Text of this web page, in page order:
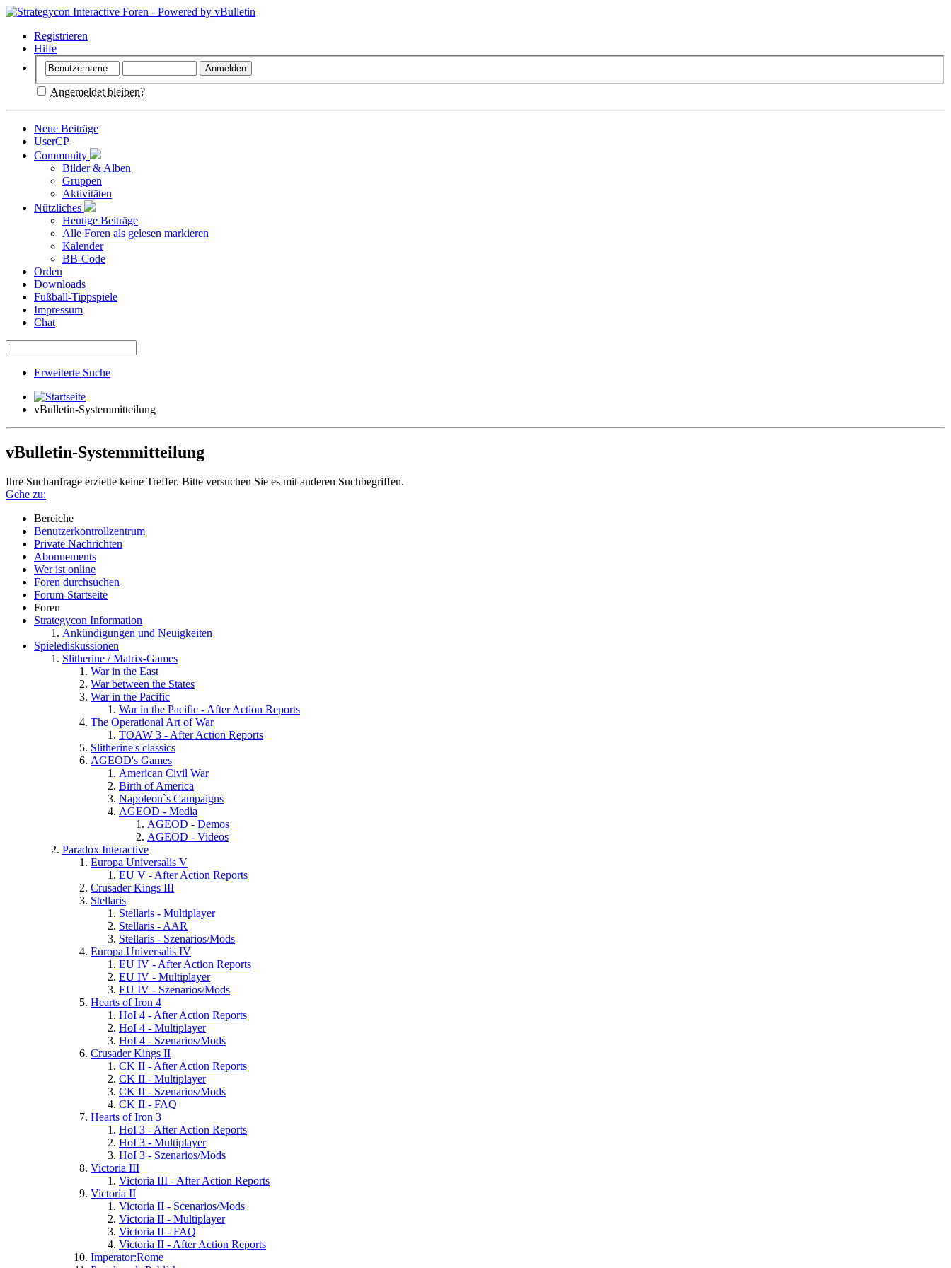
Registrieren
Hilfe
Angemeldet bleiben?
Neue Beiträge
UserCP
Community
Bilder & Alben
Gruppen
Aktivitäten
Nützliches
Heutige Beiträge
Alle Foren als gelesen markieren
Kalender
BB-Code
Orden
Downloads
Fußball-Tippspiele
Impressum
Chat
Erweiterte Suche
vBulletin-Systemmitteilung
vBulletin-Systemmitteilung
Ihre Suchanfrage erzielte keine Treffer. Bitte versuchen Sie es mit anderen Suchbegriffen.
Gehe zu:
Bereiche
Benutzerkontrollzentrum
Private Nachrichten
Abonnements
Wer ist online
Foren durchsuchen
Forum-Startseite
Foren
Strategycon Information
Ankündigungen und Neuigkeiten
Spielediskussionen
Slitherine / Matrix-Games
War in the East
War between the States
War in the Pacific
War in the Pacific - After Action Reports
The Operational Art of War
TOAW 3 - After Action Reports
Slitherine's classics
AGEOD's Games
American Civil War
Birth of America
Napoleon`s Campaigns
AGEOD - Media
AGEOD - Demos
AGEOD - Videos
Paradox Interactive
Europa Universalis V
EU V - After Action Reports
Crusader Kings III
Stellaris
Stellaris - Multiplayer
Stellaris - AAR
Stellaris - Szenarios/Mods
Europa Universalis IV
EU IV - After Action Reports
EU IV - Multiplayer
EU IV - Szenarios/Mods
Hearts of Iron 4
HoI 4 - After Action Reports
HoI 4 - Multiplayer
HoI 4 - Szenarios/Mods
Crusader Kings II
CK II - After Action Reports
CK II - Multiplayer
CK II - Szenarios/Mods
CK II - FAQ
Hearts of Iron 3
HoI 3 - After Action Reports
HoI 3 - Multiplayer
HoI 3 - Szenarios/Mods
Victoria III
Victoria III - After Action Reports
Victoria II
Victoria II - Scenarios/Mods
Victoria II - Multiplayer
Victoria II - FAQ
Victoria II - After Action Reports
Imperator:Rome